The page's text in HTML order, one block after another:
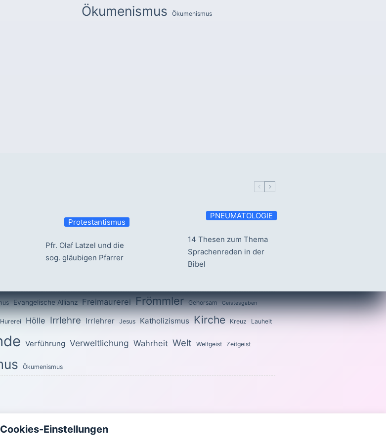
Ökumenismus Ökumenismus
Protestantismus
Pfr. Olaf Latzel und die
sog. gläubigen Pfarrer
PNEUMATOLOGIE
14 Thesen zum Thema
Sprachenreden in der
Bibel
Evangelische Allianz Freimaurerei Frömmler Gehorsam Geistesgaben
Hurerei Hölle Irrlehre Irrlehrer Jesus Katholizismus Kirche Kreuz Lauheit
Verführung Verweltlichung Wahrheit Welt Weltgeist Zeitgeist
Ökumenismus
Cookies-Einstellungen